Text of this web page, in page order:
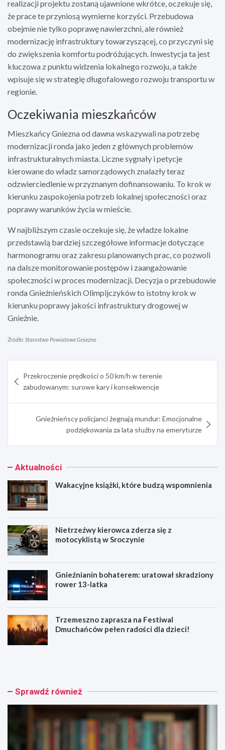
realizacji projektu zostaną ujawnione wkrótce, oczekuje się,
że prace te przyniosą wymierne korzyści. Przebudowa
obejmie nie tylko poprawę nawierzchni, ale również
modernizację infrastruktury towarzyszącej, co przyczyni się
do zwiększenia komfortu podróżujących. Inwestycja ta jest
kluczowa z punktu widzenia lokalnego rozwoju, a także
wpisuje się w strategię długofalowego rozwoju transportu w
regionie.
Oczekiwania mieszkańców
Mieszkańcy Gniezna od dawna wskazywali na potrzebę
modernizacji ronda jako jeden z głównych problemów
infrastrukturalnych miasta. Liczne sygnały i petycje
kierowane do władz samorządowych znalazły teraz
odzwierciedlenie w przyznanym dofinansowaniu. To krok w
kierunku zaspokojenia potrzeb lokalnej społeczności oraz
poprawy warunków życia w mieście.
W najbliższym czasie oczekuje się, że władze lokalne
przedstawią bardziej szczegółowe informacje dotyczące
harmonogramu oraz zakresu planowanych prac, co pozwoli
na dalsze monitorowanie postępów i zaangażowanie
społeczności w proces modernizacji. Decyzja o przebudowie
ronda Gnieźnieńskich Olimpijczyków to istotny krok w
kierunku poprawy jakości infrastruktury drogowej w
Gnieźnie.
Źródło: Starostwo Powiatowe Gniezno
wpisu
Przekroczenie prędkości o 50 km/h w terenie
zabudowanym: surowe kary i konsekwencje
Gnieźnieńscy policjanci żegnają mundur: Emocjonalne
podziękowania za lata służby na emeryturze
Aktualności
Wakacyjne książki, które budzą wspomnienia
Nietrzeźwy kierowca zderza się z
motocyklistą w Sroczynie
Gnieźnianin bohaterem: uratował skradziony
rower 13-latka
Trzemeszno zaprasza na Festiwal
Dmuchańców pełen radości dla dzieci!
W
y
N
z Sprawdź również